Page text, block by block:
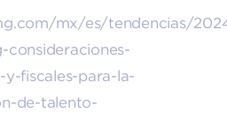
mx/es/tendencias/
consideraciones-
y-fiscales-para-la-
de-talento-